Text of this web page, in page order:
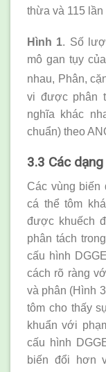
thừa và 115
Hình 1. Số
mô gan tụy
nhau, Phân,
vi được phân
nghĩa khác
chuẩn) theo
3.3 Các
Các vùng biến
cá thể tôm
được khuếch
phân tách
cấu hình
cách rõ ràng
và phân (Hình
tôm cho thấy
khuẩn với
cấu hình
biến đổi hơn